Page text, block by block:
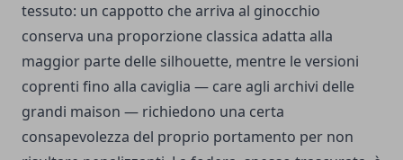
tessuto: un cappotto che arriva al ginocchio
conserva una proporzione classica adatta alla
maggior parte delle silhouette, mentre le versioni
coprenti fino alla caviglia — care agli archivi delle
grandi maison — richiedono una certa
consapevolezza del proprio portamento per non